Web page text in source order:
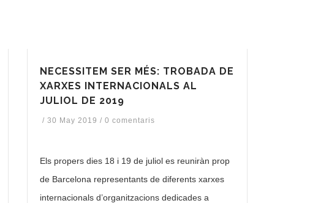
NECESSITEM SER MÉS: TROBADA DE
XARXES INTERNACIONALS AL
JULIOL DE 2019
/ 30 May 2019 / 0 comentaris
Els propers dies 18 i 19 de juliol es reuniràn prop
de Barcelona representants de diferents xarxes
internacionals d’organitzacions dedicades a